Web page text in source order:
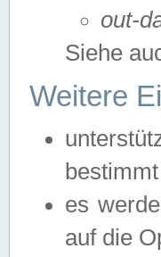
out-
Siehe
Weitere
es
auf die